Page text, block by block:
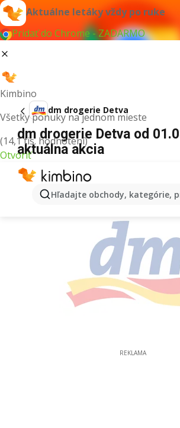
Aktuálne letáky vždy po ruke
Pridať do Chrome - ZADARMO
Kimbino
Všetky ponuky na jednom mieste
(14,1 tis. hodnotení)
Otvoriť
Hľadajte obchody, kategórie,
dm drogerie Detva
dm drogerie Detva od
aktuálna akcia
REKLAMA